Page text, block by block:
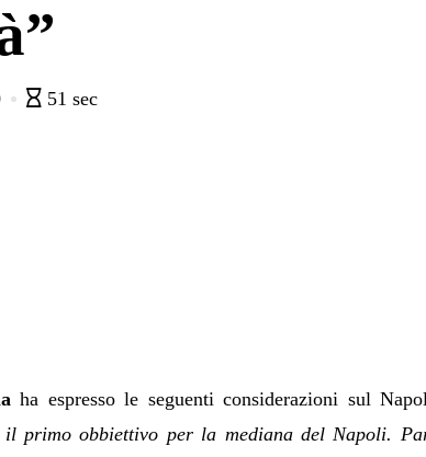
51 sec
ha espresso le seguenti considerazioni sul
primo obbiettivo per la mediana del Napoli.